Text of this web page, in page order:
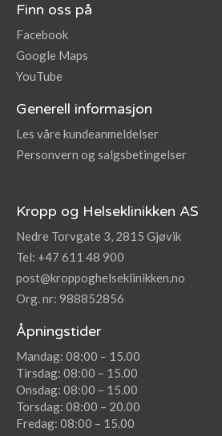
Finn oss på
Facebook
Google Maps
YouTube
Generell informasjon
Les våre kundeanmeldelser
Personvern og salgsbetingelser
Kropp og Helseklinikken AS
Nedre Torvgate 3, 2815 Gjøvik
Tel: +47 611 48 900
post@kroppoghelseklinikken.no
Org. nr: 988852856
Åpningstider
Mandag: 08:00 – 15.00
Tirsdag: 08:00 – 15.00
Onsdag: 08:00 – 15.00
Torsdag: 08:00 – 20.00
Fredag: 08:00 – 15.00